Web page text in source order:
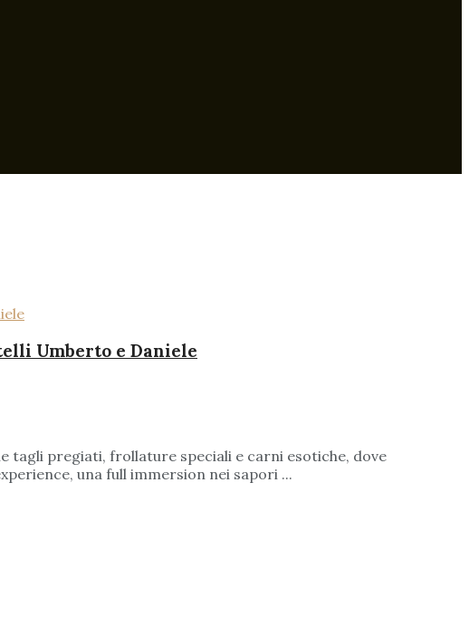
Umberto e Daniele
tagli pregiati, frollature speciali e carni esotiche, dove
una full immersion nei sapori ...